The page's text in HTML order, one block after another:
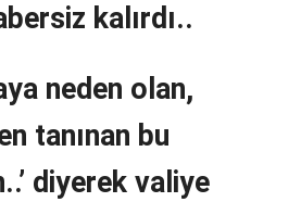
kalırdı..
neden olan,
tanınan bu
diyerek valiye